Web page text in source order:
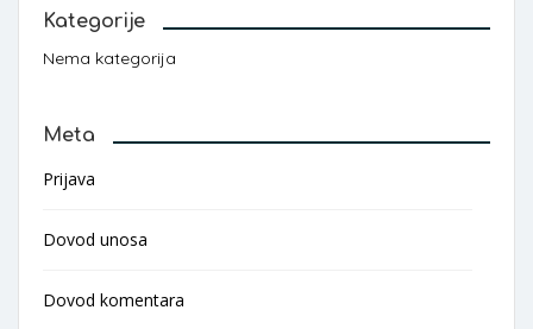
Kategorije
Nema kategorija
Meta
Prijava
Dovod unosa
Dovod komentara